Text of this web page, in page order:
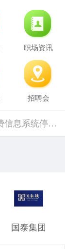
职场资讯
招聘会
· 湖南省税务局关于社会保险费信息系统停机的通告（2024年11月） [12-02]
国泰集团